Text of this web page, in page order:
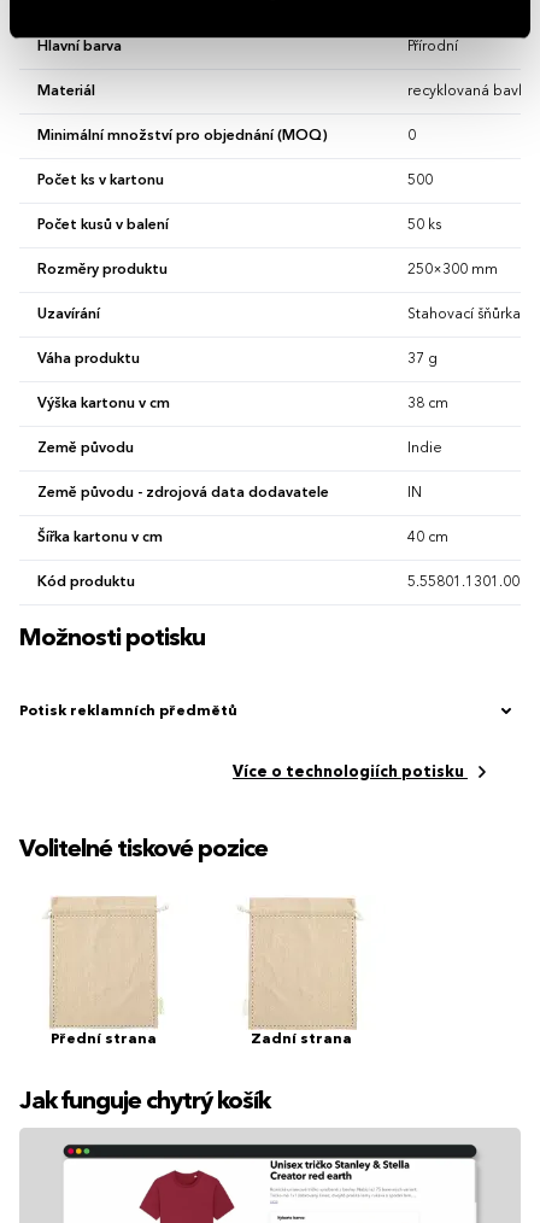
Hlavní barva Přírodní
Materiál recyklovaná bavlna
Minimální množství pro objednání (MOQ) 0
Počet ks v kartonu 500
Počet kusů v balení 50 ks
Rozměry produktu 250×300 mm
Uzavírání Stahovací šňůrka
Váha produktu 37 g
Výška kartonu v cm 38 cm
Země původu Indie
Země původu - zdrojová data dodavatele IN
Šířka kartonu v cm 40 cm
Kód produktu 5.55801.1301.00
Možnosti potisku
Potisk reklamních předmětů
Více o technologiích potisku
Volitelné tiskové pozice
Přední strana Zadní strana
Jak funguje chytrý košík